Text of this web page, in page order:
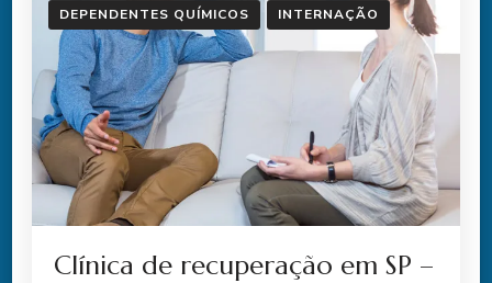
DEPENDENTES QUÍMICOS
INTERNAÇÃO
Clínica de recuperação em SP –